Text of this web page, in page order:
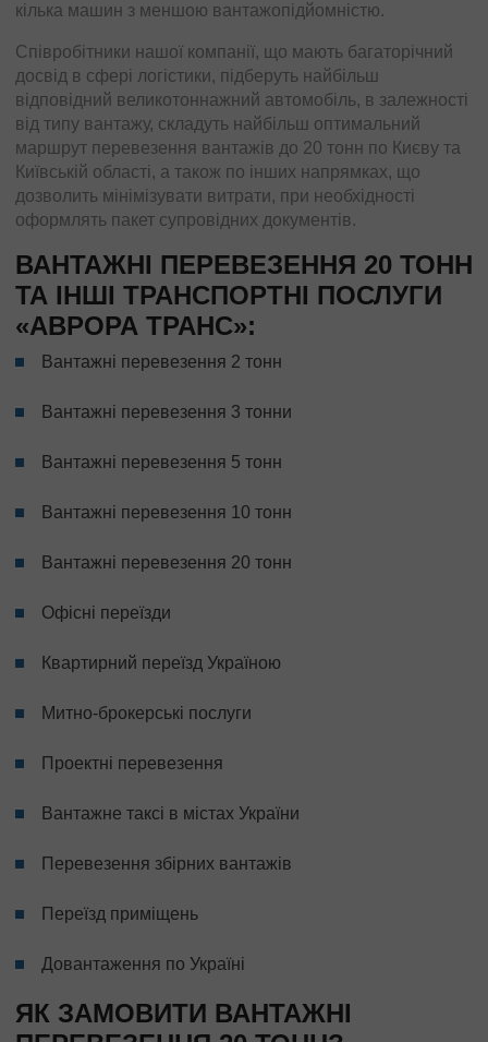
кілька машин з меншою вантажопідйомністю.
Співробітники нашої компанії, що мають багаторічний
досвід в сфері логістики, підберуть найбільш
відповідний великотоннажний автомобіль, в залежності
від типу вантажу, складуть найбільш оптимальний
маршрут перевезення вантажів до 20 тонн по Києву та
Київській області, а також по інших напрямках, що
дозволить мінімізувати витрати, при необхідності
оформлять пакет супровідних документів.
ВАНТАЖНІ ПЕРЕВЕЗЕННЯ 20 ТОНН
ТА ІНШІ ТРАНСПОРТНІ ПОСЛУГИ
«АВРОРА ТРАНС»:
Вантажні перевезення 2 тонн
Вантажні перевезення 3 тонни
Вантажні перевезення 5 тонн
Вантажні перевезення 10 тонн
Вантажні перевезення 20 тонн
Офісні переїзди
Квартирний переїзд Україною
Митно-брокерські послуги
Проектні перевезення
Вантажне таксі в містах України
Перевезення збірних вантажів
Переїзд приміщень
Довантаження по Україні
ЯК ЗАМОВИТИ ВАНТАЖНІ